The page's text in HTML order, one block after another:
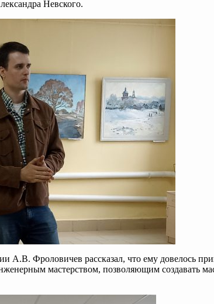
Невского.
Фроловичев рассказал, что ему довелось
мастерством, позволяющим создавать